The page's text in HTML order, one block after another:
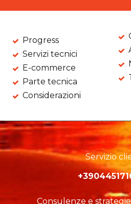
Progress
Servizi tecnici
E-commerce
Parte tecnica
Considerazioni
Servizio
Consulenze e